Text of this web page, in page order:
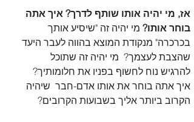
אז, מי יהיה אותו שותף לדרך? איך אתה
בוחר אותו? מי יהיה זה "שיסיע אותך
בכרכרה" מנקודת המוצא בהווה לעבר היעד
שהצבת לעצמך?  מי יהיה זה שתוכל
להרגיש נוח לחשוף בפניו את חלומותיך?
איך אתה בוחר את אותו אדם-חבר  שיהיה
הקרוב ביותר אליך בשבועות הקרובים?